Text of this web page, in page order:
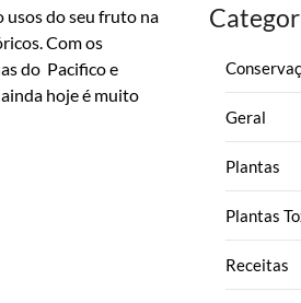
usos do seu fruto na
Com os
do Pacifico e
hoje é muito
Geral
Plantas
Plantas
Receitas